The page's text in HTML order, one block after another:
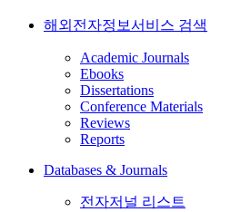
해외전자정보서비스 검색
Academic Journals
Ebooks
Dissertations
Conference Materials
Reviews
Reports
Databases & Journals
전자저널 리스트